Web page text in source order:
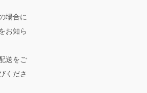
場合に
お知ら
送をご
くださ